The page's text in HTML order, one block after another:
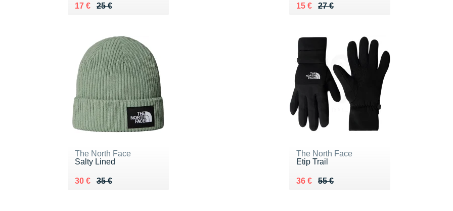
25 €
Au lieu de 25 €
17 €
Vendu 17 € 27 €
Au lieu de 27 €
15 €
Vendu 15 €
The North Face
Salty Lined
35 €
Au lieu de 35 €
30 €
Vendu 30 €
The North Face
Etip Trail
55 €
Au lieu de 55 €
36 €
Vendu 36 €